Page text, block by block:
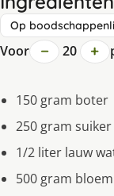
Op
Voor − 20 +
150 gram boter
250 gram suiker
1/2 liter lauw
500 gram bloem